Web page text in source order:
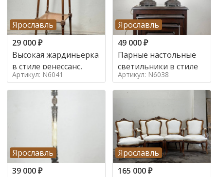
Ярославль
29 000₽
Высокая жардиньерка
в стиле ренессанс,
Артикул: N6041
Ярославль
49 000₽
Парные настольные
светильники в стиле
Артикул: N6038
Ярославль
39 000₽
Ярославль
165 000₽